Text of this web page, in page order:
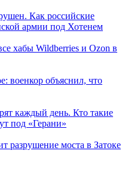
Как российские
армии под Хотенем
хабы Wildberries и Ozon в
военкор объяснил, что
каждый день. Кто такие
под «Герани»
разрушение моста в Затоке